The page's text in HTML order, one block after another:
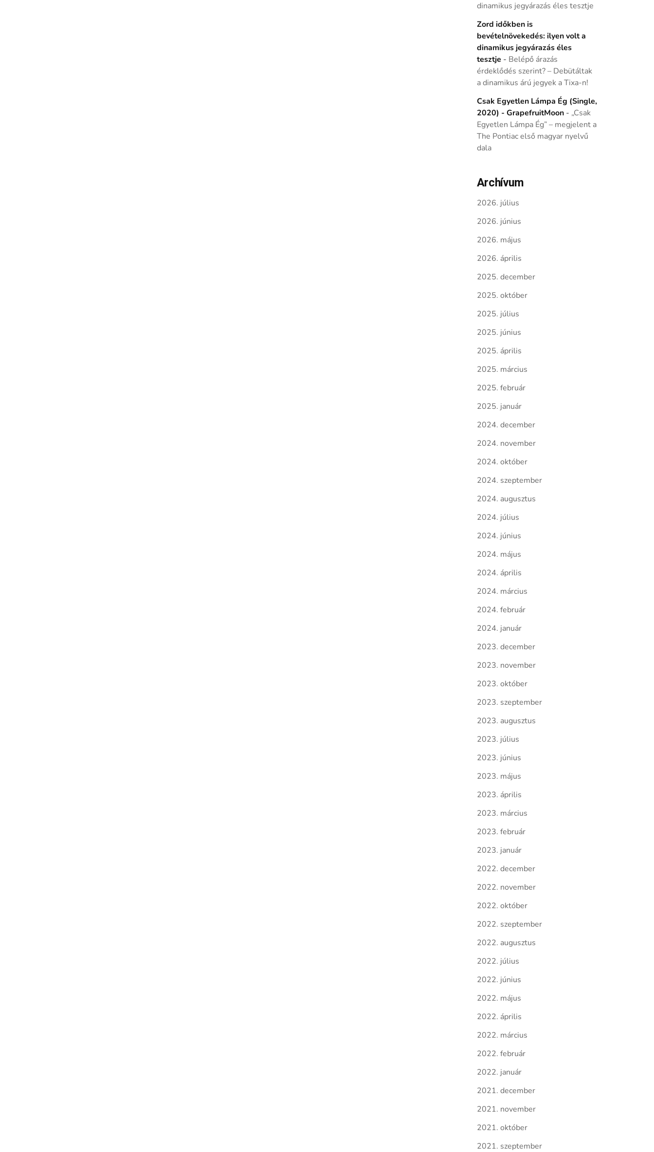
dinamikus jegyárazás éles tesztje
Zord időkben is
bevételnövekedés: ilyen volt a
dinamikus jegyárazás éles
tesztje - Belépő árazás
érdeklődés szerint? – Debütáltak
a dinamikus árú jegyek a Tixa-n!
Csak Egyetlen Lámpa Ég (Single,
2020) - GrapefruitMoon- „Csak
Egyetlen Lámpa Ég” – megjelent a
The Pontiac első magyar nyelvű
dala
Archívum
2026. július
2026. június
2026. május
2026. április
2025. december
2025. október
2025. július
2025. június
2025. április
2025. március
2025. február
2025. január
2024. december
2024. november
2024. október
2024. szeptember
2024. augusztus
2024. július
2024. június
2024. május
2024. április
2024. március
2024. február
2024. január
2023. december
2023. november
2023. október
2023. szeptember
2023. augusztus
2023. július
2023. június
2023. május
2023. április
2023. március
2023. február
2023. január
2022. december
2022. november
2022. október
2022. szeptember
2022. augusztus
2022. július
2022. június
2022. május
2022. április
2022. március
2022. február
2022. január
2021. december
2021. november
2021. október
2021. szeptember